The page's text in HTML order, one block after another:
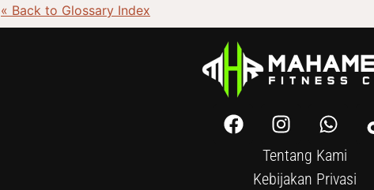
« Back to Glossary Index
Tentang Kami
Kebijakan Privasi